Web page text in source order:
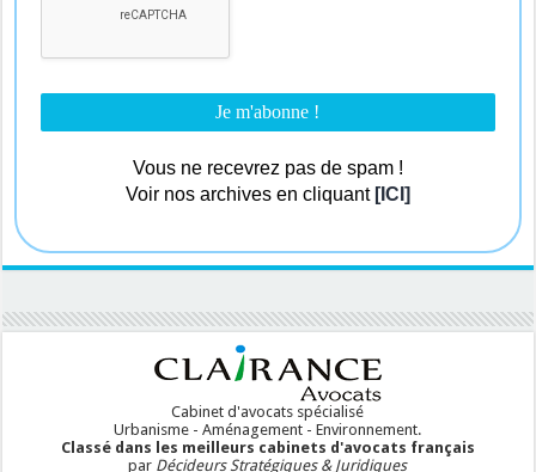
Vous ne recevrez pas de spam !
Voir nos archives en cliquant [ICI]
Cabinet d'avocats spécialisé
Urbanisme - Aménagement - Environnement.
Classé dans les meilleurs cabinets d'avocats français
par Décideurs Stratégiques & Juridiques